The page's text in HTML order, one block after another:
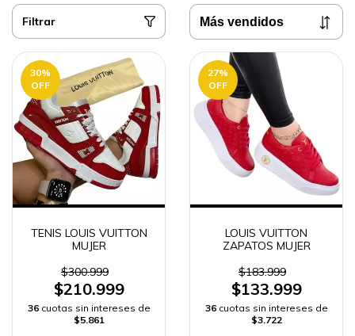
Filtrar
30%
OFF
TENIS LOUIS VUITTON
MUJER
$300.999
$210.999
36 cuotas sin intereses de
$5.861
27%
OFF
LOUIS VUITTON
ZAPATOS MUJER
$183.999
$133.999
36 cuotas sin intereses de
$3.722